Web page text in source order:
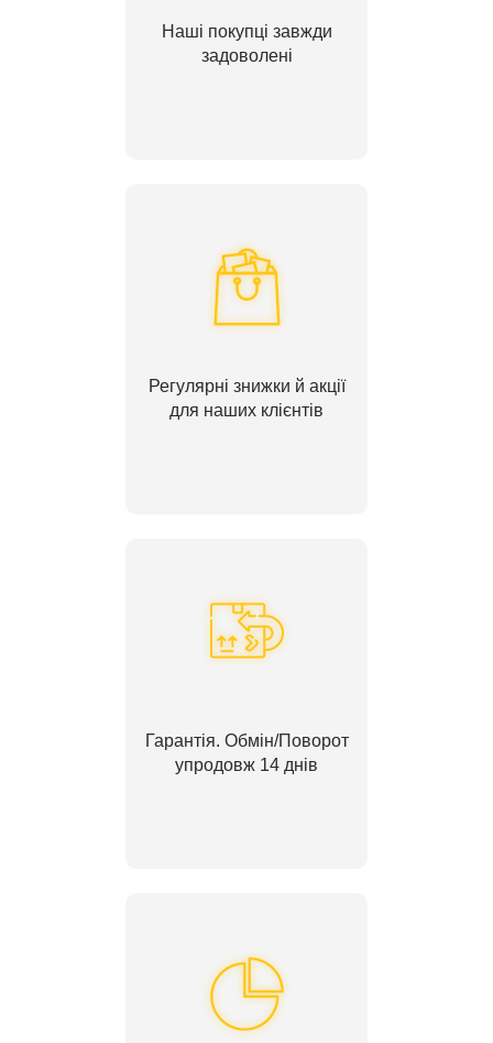
Наші покупці завжди
задоволені
Регулярні знижки й акції
для наших клієнтів
Гарантія. Обмін/Поворот
упродовж 14 днів